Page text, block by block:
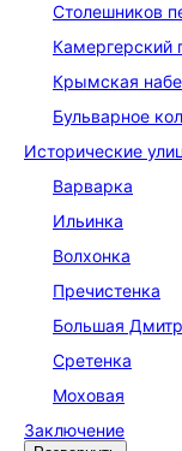
Столешников
Камергерский
Крымская
Бульварное
Исторические
Варварка
Ильинка
Волхонка
Пречистенка
Большая
Сретенка
Моховая
Заключение